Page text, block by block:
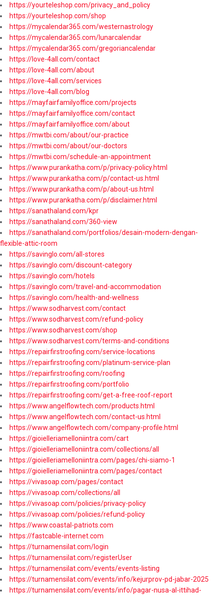
https://yourteleshop.com/privacy_and_policy
https://yourteleshop.com/shop
https://mycalendar365.com/westernastrology
https://mycalendar365.com/lunarcalendar
https://mycalendar365.com/gregoriancalendar
https://love-4all.com/contact
https://love-4all.com/about
https://love-4all.com/services
https://love-4all.com/blog
https://mayfairfamilyoffice.com/projects
https://mayfairfamilyoffice.com/contact
https://mayfairfamilyoffice.com/about
https://mwtbi.com/about/our-practice
https://mwtbi.com/about/our-doctors
https://mwtbi.com/schedule-an-appointment
https://www.purankatha.com/p/privacy-policy.html
https://www.purankatha.com/p/contact-us.html
https://www.purankatha.com/p/about-us.html
https://www.purankatha.com/p/disclaimer.html
https://sanathaland.com/kpr
https://sanathaland.com/360-view
https://sanathaland.com/portfolios/desain-modern-dengan-
flexible-attic-room
https://savinglo.com/all-stores
https://savinglo.com/discount-category
https://savinglo.com/hotels
https://savinglo.com/travel-and-accommodation
https://savinglo.com/health-and-wellness
https://www.sodharvest.com/contact
https://www.sodharvest.com/refund-policy
https://www.sodharvest.com/shop
https://www.sodharvest.com/terms-and-conditions
https://repairfirstroofing.com/service-locations
https://repairfirstroofing.com/platinum-service-plan
https://repairfirstroofing.com/roofing
https://repairfirstroofing.com/portfolio
https://repairfirstroofing.com/get-a-free-roof-report
https://www.angelflowtech.com/products.html
https://www.angelflowtech.com/contact-us.html
https://www.angelflowtech.com/company-profile.html
https://gioielleriamelloniintra.com/cart
https://gioielleriamelloniintra.com/collections/all
https://gioielleriamelloniintra.com/pages/chi-siamo-1
https://gioielleriamelloniintra.com/pages/contact
https://vivasoap.com/pages/contact
https://vivasoap.com/collections/all
https://vivasoap.com/policies/privacy-policy
https://vivasoap.com/policies/refund-policy
https://www.coastal-patriots.com
https://fastcable-internet.com
https://turnamensilat.com/login
https://turnamensilat.com/registerUser
https://turnamensilat.com/events/events-listing
https://turnamensilat.com/events/info/kejurprov-pd-jabar-2025
https://turnamensilat.com/events/info/pagar-nusa-al-ittihad-